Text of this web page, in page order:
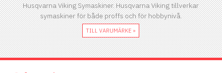
Husqvarna Viking Symaskiner. Husqvarna Viking tillverkar
symaskiner för både proffs och för hobbynivå.
TILL VARUMÄRKE »